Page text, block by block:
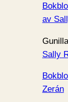
av
Gunilla
Sally
Zerán